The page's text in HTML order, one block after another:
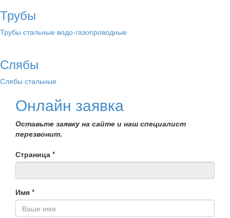
Трубы
Трубы стальные водо-газопроводные
Слябы
Слябы стальные
Онлайн заявка
Оставьте заявку на сайте и наш специалист
перезвонит.
Страница *
Имя *